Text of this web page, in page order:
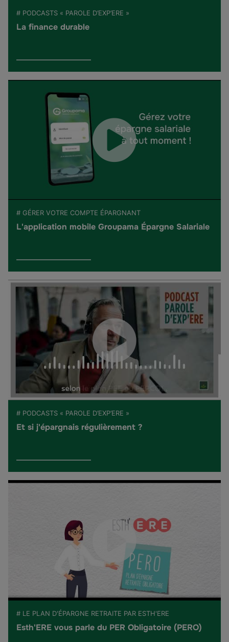
# PODCASTS « PAROLE D’EXP’ERE »
La finance durable
# GÉRER VOTRE COMPTE ÉPARGNANT
L'application mobile Groupama Épargne Salariale
# PODCASTS « PAROLE D’EXP’ERE »
Et si j'épargnais régulièrement ?
# LE PLAN D'ÉPARGNE RETRAITE PAR ESTH'ERE
Esth'ERE vous parle du PER Obligatoire (PERO)